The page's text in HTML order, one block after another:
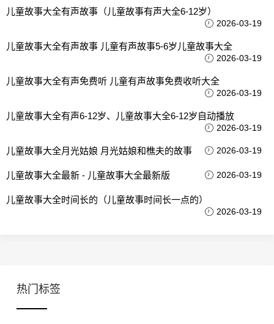
儿童故事大全有声故事（儿童故事有声大全6-12岁）
2026-03-19
儿童故事大全有声故事 儿童有声故事5-6岁儿童故事大全
2026-03-19
儿童故事大全有声免费听 儿童有声故事免费收听大全
2026-03-19
儿童故事大全有声6-12岁、儿童故事大全6-12岁自动播放
2026-03-19
儿童故事大全月光姑娘 月光姑娘和樵夫的故事 2026-03-19
儿童故事大全最新 - 儿童故事大全最新版 2026-03-19
儿童故事大全时间长的（儿童故事时间长一点的）
2026-03-19
热门标签